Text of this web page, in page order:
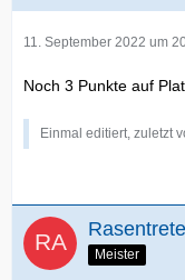
11. September 2022 um
Noch 3 Punkte auf
Einmal editiert, zuletzt
Meister